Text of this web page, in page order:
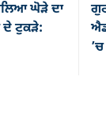
ਘੋੜੇ ਦਾ
ਦੇ ਟੁਕੜੇ:
’ਚ